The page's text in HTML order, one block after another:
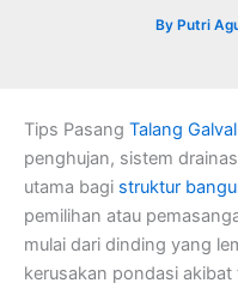
By Putri
Tips Pasang Talang
penghujan, sistem
utama bagi struktur
pemilihan atau
mulai dari dinding yang
kerusakan pondasi